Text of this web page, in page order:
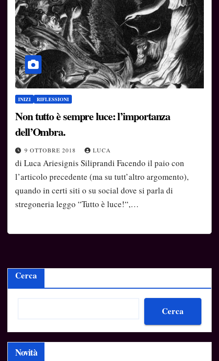
INIZI RIFLESSIONI
Non tutto è sempre luce: l’importanza
dell’Ombra.
9 OTTOBRE 2018 LUCA
di Luca Ariesignis Siliprandi Facendo il paio con
l’articolo precedente (ma su tutt’altro argomento),
quando in certi siti o su social dove si parla di
stregoneria leggo “Tutto è luce!“,…
Cerca
Cerca
Novità